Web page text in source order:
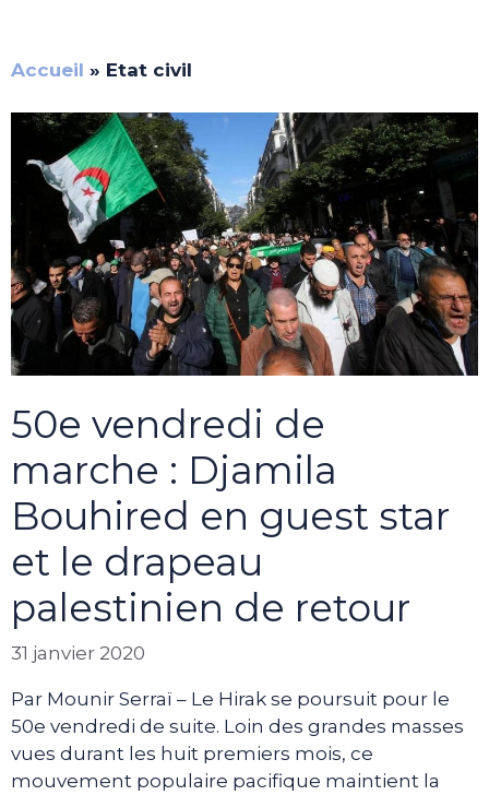
Accueil » Etat civil
50e vendredi de
marche : Djamila
Bouhired en guest star
et le drapeau
palestinien de retour
31 janvier 2020
Par Mounir Serraï – Le Hirak se poursuit pour le
50e vendredi de suite. Loin des grandes masses
vues durant les huit premiers mois, ce
mouvement populaire pacifique maintient la